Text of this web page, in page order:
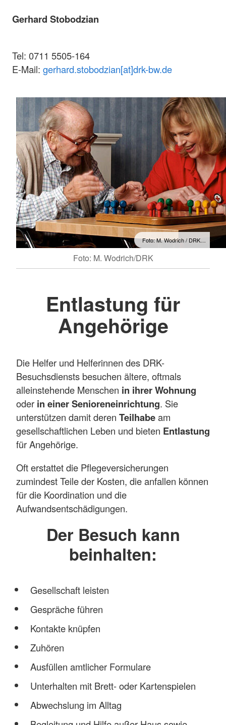
Gerhard Stobodzian
Tel: 0711 5505-164
E-Mail: gerhard.stobodzian[at]drk-bw.de
Foto: M. Wodrich / DRK…
Foto: M. Wodrich/DRK
Entlastung für
Angehörige
Die Helfer und Helferinnen des DRK-
Besuchsdiensts besuchen ältere, oftmals
alleinstehende Menschen in ihrer Wohnung
oder in einer Senioreneinrichtung. Sie
unterstützen damit deren Teilhabeam
gesellschaftlichen Leben und bieten Entlastung
für Angehörige.
Oft erstattet die Pflegeversicherungen
zumindest Teile der Kosten, die anfallen können
für die Koordination und die
Aufwandsentschädigungen.
Der Besuch kann
beinhalten:
Gesellschaft leisten
Gespräche führen
Kontakte knüpfen
Zuhören
Ausfüllen amtlicher Formulare
Unterhalten mit Brett- oder Kartenspielen
Abwechslung im Alltag